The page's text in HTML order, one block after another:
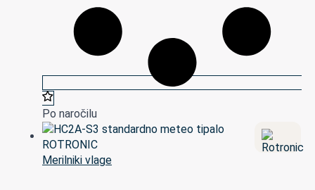
Po naročilu
Merilniki vlage